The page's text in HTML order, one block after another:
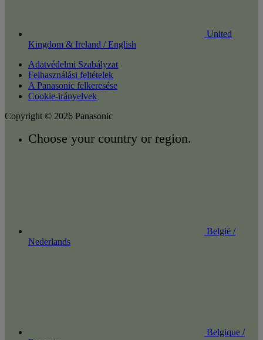
United
Kingdom & Ireland / English
Adatvédelmi Szabályzat
Felhasználási feltételek
A Panasonic felkeresése
Cookie-irányelvek
Copyright © 2026 Panasonic
Choose your country or region.
België /
Nederlands
Belgique /